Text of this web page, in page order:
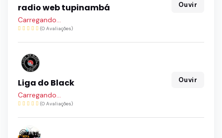
radio web tupinambá
Carregando...
(0 Avaliações)
Ouvir
Liga do Black
Carregando...
(0 Avaliações)
Ouvir